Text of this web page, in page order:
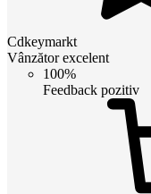
Cdkeymarkt
Vânzător excelent
100%
Feedback pozitiv